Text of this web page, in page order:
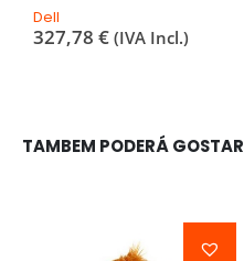
Dell
327,78 € (IVA Incl.)
TAMBEM PODERÁ GOSTAR